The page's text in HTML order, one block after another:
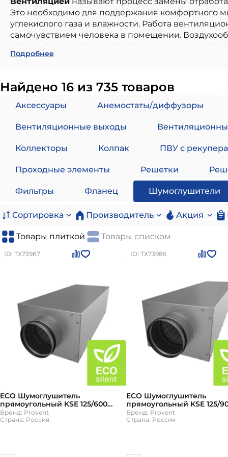
Это необходимо для поддержания комфортного
углекислого газа и влажности. Работа
самочувствием человека в помещении.
путем - посредством поступления свежего
случае наличия большого количества
преимуществам которой можно отнести:
Равномерная и управляемая циркуляция
температуры.
Очищение и опциональное нагревание
Предотвращение образование плесени за
Бесшумная работа, что обеспечивает
удаление из воздуха различных загрязнений.
фильтрам. После этого очищенный воздух
Вентиляция бывает трех видов:
Приточная. Обеспечивает поступление
Вытяжная. Отвечает за отвод отработанного
Смешанная. Считается наиболее
Уточните производительность системы.
Функция нагрева или возможность
внутреннего пространства дома и
Наличие фильтрации. Благодаря
фильтров также способны качественно
Подробнее
Найдено 16 из 735 товаров
Аксессуары Анемостаты/диффузоры
Вентиляционные выходы
Коллекторы Колпак ПВУ с
Проходные элементы Решетки
Фильтры Фланец Шумоглушители
Сортировка Производитель Акция
Товары плиткой Товары списком
ID: ТХ73987
ECO Шумоглушитель
прямоугольный KSE 125/600
Provent
Бренд: Provent
Страна: Россия
ID: ТХ73986
ECO Шумоглушитель
прямоугольный KSE 125/
Provent
Бренд: Provent
Страна: Россия